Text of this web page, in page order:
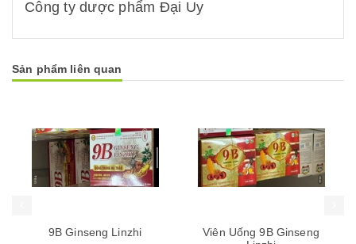
Công ty dược phẩm Đại Uy
Sản phẩm liên quan
Viên Uống 9B Ginseng
B Complex
Mua hàng Mua hàng